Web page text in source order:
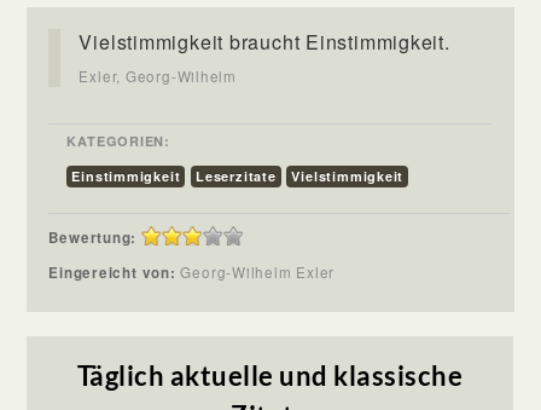
Vielstimmigkeit braucht Einstimmigkeit.
Exler, Georg-Wilhelm
KATEGORIEN:
Einstimmigkeit
Leserzitate Vielstimmigkeit
Bewertung:
Eingereicht von:Georg-Wilhelm Exler